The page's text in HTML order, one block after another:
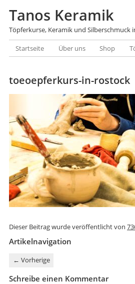
Tanos Keramik
Töpferkurse, Keramik und Silberschmuck
Startseite Über uns Shop
toeoepferkurs-in-rostock
Dieser Beitrag wurde veröffentlicht von
Artikelnavigation
← Vorherige
Schreibe einen Kommentar